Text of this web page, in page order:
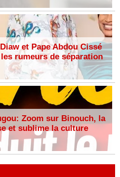
et Pape Abdou Cissé
rumeurs de séparation
Zoom sur Binouch, la
et sublime la culture